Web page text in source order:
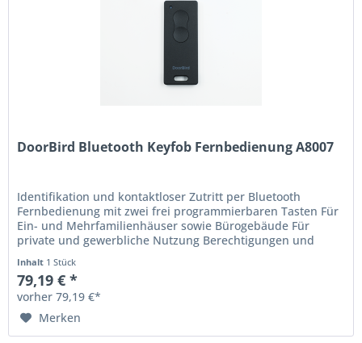
DoorBird Bluetooth Keyfob Fernbedienung A8007
Identifikation und kontaktloser Zutritt per Bluetooth
Fernbedienung mit zwei frei programmierbaren Tasten Für
Ein- und Mehrfamilienhäuser sowie Bürogebäude Für
private und gewerbliche Nutzung Berechtigungen und
Inhalt 1 Stück
79,19 € *
vorher 79,19 €*
Merken